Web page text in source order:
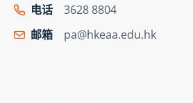
电话
3628 8804
邮箱
pa@hkeaa.edu.hk